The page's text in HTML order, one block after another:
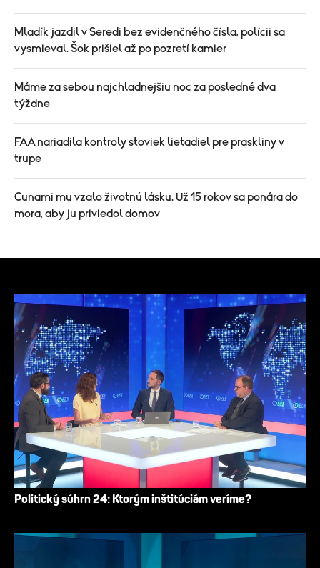
Mladík jazdil v Seredi bez evidenčného čísla, polícii sa
vysmieval. Šok prišiel až po pozretí kamier
Máme za sebou najchladnejšiu noc za posledné dva
týždne
FAA nariadila kontroly stoviek lietadiel pre praskliny v
trupe
Cunami mu vzalo životnú lásku. Už 15 rokov sa ponára do
mora, aby ju priviedol domov
Politický súhrn 24: Ktorým inštitúciám veríme?